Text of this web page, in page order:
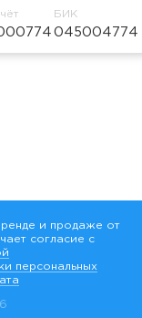
БИК
045004774
и продаже от
согласие с
персональных